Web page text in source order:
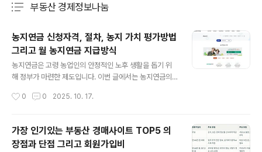
부동산 경제정보나눔
농지연금 신청자격, 절차, 농지 가치 평가방법
그리고 월 농지연금 지급방식
농지연금은 고령 농업인의 안정적인 노후 생활을 돕기 위
해 정부가 마련한 제도입니다. 이번 글에서는 농지연금의
심으로 쉽고 명확하게 설명하겠습니다.농지연금이란 무엇
농지를 담보로 맡기고, 그 가치를 기반으로 매월 연금 형식
의 생활비를 받는 제도입니다. 쉽게 말해 농지를 연금자산
으로 바꾸는 프로그램입니다. 농지를 매도하지 않고도 안
0 0 2025. 10. 17.
가장 인기있는 부동산 경매사이트 TOP5 의
장점과 단점 그리고 회원가입비